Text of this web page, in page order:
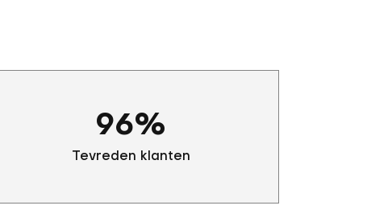
96%
Tevreden klanten